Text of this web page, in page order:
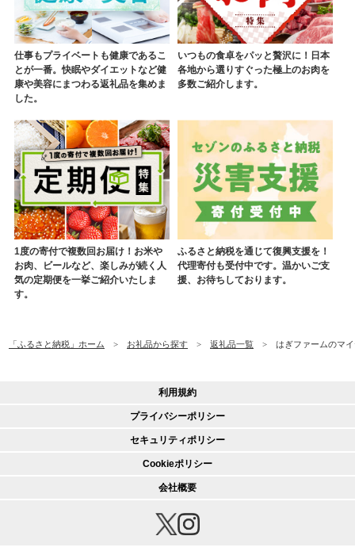
仕事もプライベートも健康であるこ
とが一番。快眠やダイエットなど健
康や美容にまつわる返礼品を集めま
した。
いつもの食卓をパッと贅沢に！日本
各地から選りすぐった極上のお肉を
多数ご紹介します。
1度の寄付で複数回お届け！お米や
お肉、ビールなど、楽しみが続く人
気の定期便を一挙ご紹介いたしま
す。
ふるさと納税を通じて復興支援を！
代理寄付も受付中です。温かいご支
援、お待ちしております。
「ふるさと納税」ホーム お礼品から探す 返礼品一覧 はぎファームのマ
利用規約
プライバシーポリシー
セキュリティポリシー
Cookieポリシー
会社概要